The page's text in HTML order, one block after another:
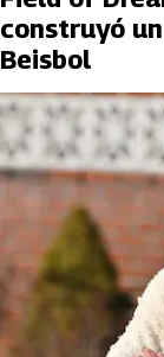
construyó
Beisbol